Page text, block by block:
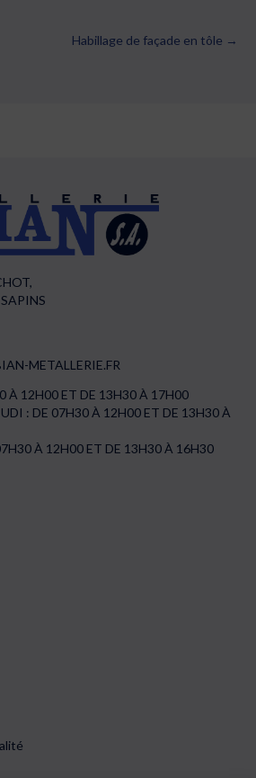
Habillage de façade en tôle →
METALLERIE.FR
À 12H00 ET DE 13H30 À 17H00
: DE 07H30 À 12H00 ET DE 13H30 À
À 12H00 ET DE 13H30 À 16H30